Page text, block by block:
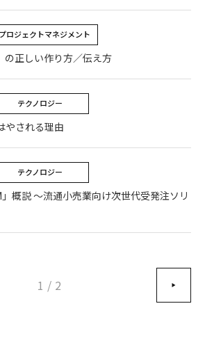
プロジェクトマネジメント
の正しい作り方／伝え方
テクノロジー
やされる理由
テクノロジー
」概説 ～流通小売業向け次世代受発注ソリ
1 / 2